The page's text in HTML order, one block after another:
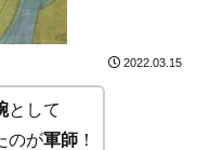
2022.03.15
として
のが軍師！